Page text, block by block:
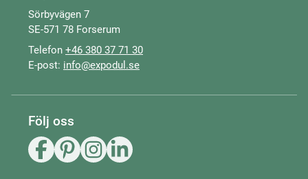
Sörbyvägen 7
SE-571 78 Forserum
Telefon +46 380 37 71 30
E-post: info@expodul.se
Följ oss